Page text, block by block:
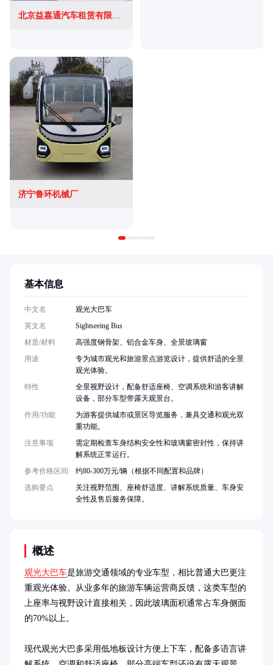
济宁鲁环机械厂
概述
观光大巴车是旅游交通领域的专业车型，相比普通大巴更注
重观光体验。从业多年的旅游车辆运营商反馈，这类车型的
上座率与视野设计直接相关，因此玻璃面积通常占车身侧面
的70%以上。
现代观光大巴多采用低地板设计方便上下车，配备多语言讲
基本信息
中文名
观光大巴车
英文名
Sightseeing Bus
材质/材料
高强度钢骨架、铝合金车身、全景玻璃窗
用途
专为城市观光和旅游景点游览设计，提供舒适的全景
观光体验。
特性
全景视野设计，配备舒适座椅、空调系统和游客讲解
设备，部分车型带露天观景台。
作用/功能
为游客提供城市或景区导览服务，兼具交通和观光双
重功能。
注意事项
需定期检查车身结构安全性和玻璃窗密封性，保持讲
解系统正常运行。
参考价格区间
约80-300万元/辆（根据不同配置和品牌）
选购要点
关注视野范围、座椅舒适度、讲解系统质量、车身安
全性及售后服务保障。